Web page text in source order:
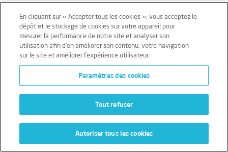
Mentions légales
Conditions générales
Données personnelles
Données personnelles – Volontaires
Cookies
En cliquant sur « Accepter tous les cookies », vous acceptez le
dépôt et le stockage de cookies sur votre appareil pour
mesurer la performance de notre site et analyser son
utilisation afin d’en améliorer son contenu, votre navigation
sur le site et améliorer l’expérience utilisateur.
Paramètres des cookies
Tout refuser
Autoriser tous les cookies